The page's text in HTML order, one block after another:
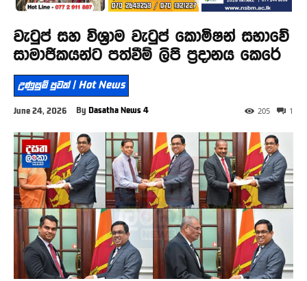
වැටුප් සහ විශ්‍රාම වැටුප් කොමිෂන් සභාවේ
සාමාජිකයන්ට පත්වීම් ලිපි ප්‍රදානය කෙරේ
උණුසුම් පුවත් | Hot News
June 24, 2026 By Dasatha News 4 1
205